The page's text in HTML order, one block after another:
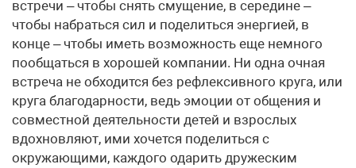
встречи – чтобы снять смущение, в середине –
чтобы набраться сил и поделиться энергией, в
конце – чтобы иметь возможность еще немного
пообщаться в хорошей компании. Ни одна очная
встреча не обходится без рефлексивного круга, или
круга благодарности, ведь эмоции от общения и
совместной деятельности детей и взрослых
вдохновляют, ими хочется поделиться с
окружающими, каждого одарить дружеским